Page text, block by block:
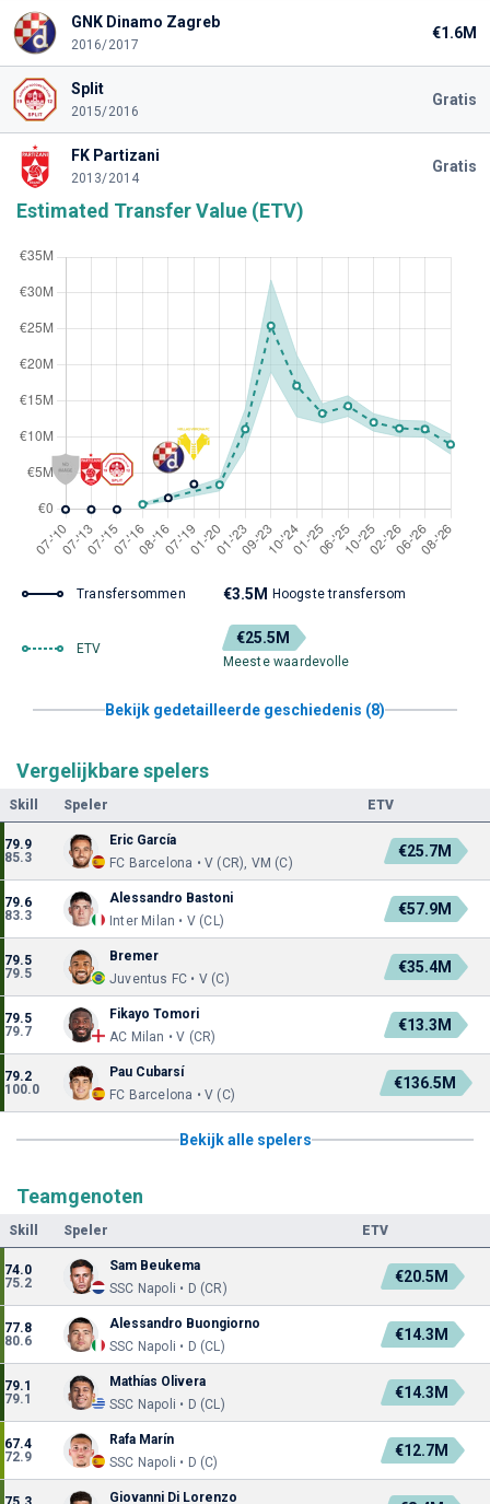
GNK Dinamo Zagreb
2016/2017
€1.6M
Split
2015/2016
Gratis
FK Partizani
2013/2014
Gratis
Estimated Transfer Value (ETV)
Transfersommen €3.5M Hoogste transfersom
ETV
€25.5M
Meeste waardevolle
Bekijk gedetailleerde geschiedenis (8)
Vergelijkbare spelers
Skill Speler ETV
79.9
85.3
Eric García
FC Barcelona • V (CR), VM (C)
€25.7M
79.6
83.3
Alessandro Bastoni
Inter Milan • V (CL)
€57.9M
79.5
79.5
Bremer
Juventus FC • V (C)
€35.4M
79.5
79.7
Fikayo Tomori
AC Milan • V (CR)
€13.3M
79.2
100.0
Pau Cubarsí
FC Barcelona • V (C)
€136.5M
Bekijk alle spelers
Teamgenoten
Skill Speler ETV
74.0
75.2
Sam Beukema
SSC Napoli • D (CR)
€20.5M
77.8
80.6
Alessandro Buongiorno
SSC Napoli • D (CL)
€14.3M
79.1
79.1
Mathías Olivera
SSC Napoli • D (CL)
€14.3M
67.4
72.9
Rafa Marín
SSC Napoli • D (C)
€12.7M
Giovanni Di Lorenzo